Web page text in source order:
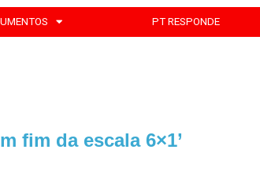
PT RESPONDE
fim da escala 6×1’